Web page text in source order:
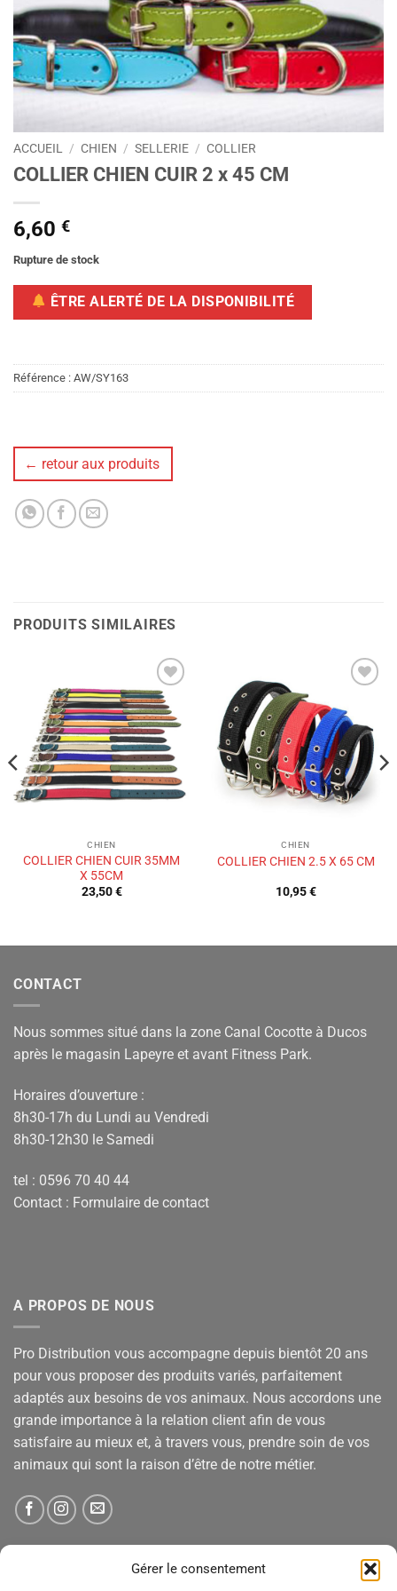
Gérer le consentement
ACCUEIL / CHIEN / SELLERIE / COLLIER
COLLIER CHIEN CUIR 2 x 45 CM
6,60 €
Rupture de stock
ÊTRE ALERTÉ DE LA DISPONIBILITÉ
Référence : AW/SY163
← retour aux produits
PRODUITS SIMILAIRES
Ajouter
à la liste
de
souhaits
CHIEN
COLLIER CHIEN CUIR 35MM
X 55CM
23,50€
à la liste
de
souhaits
CHIEN
COLLIER CHIEN 2.5 X 65 CM
10,95€
CONTACT
Nous sommes situé dans la zone Canal Cocotte à Ducos
après le magasin Lapeyre et avant Fitness Park.
Horaires d’ouverture :
8h30-17h du Lundi au Vendredi
8h30-12h30 le Samedi
tel : 0596 70 40 44
Contact : Formulaire de contact
A PROPOS DE NOUS
Pro Distribution vous accompagne depuis bientôt 20 ans
pour vous proposer des produits variés, parfaitement
adaptés aux besoins de vos animaux. Nous accordons une
grande importance à la relation client afin de vous
satisfaire au mieux et, à travers vous, prendre soin de vos
animaux qui sont la raison d’être de notre métier.